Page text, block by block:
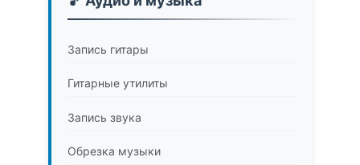
Запись гитары
Гитарные утилиты
Запись звука
Обрезка музыки